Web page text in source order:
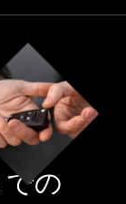
での